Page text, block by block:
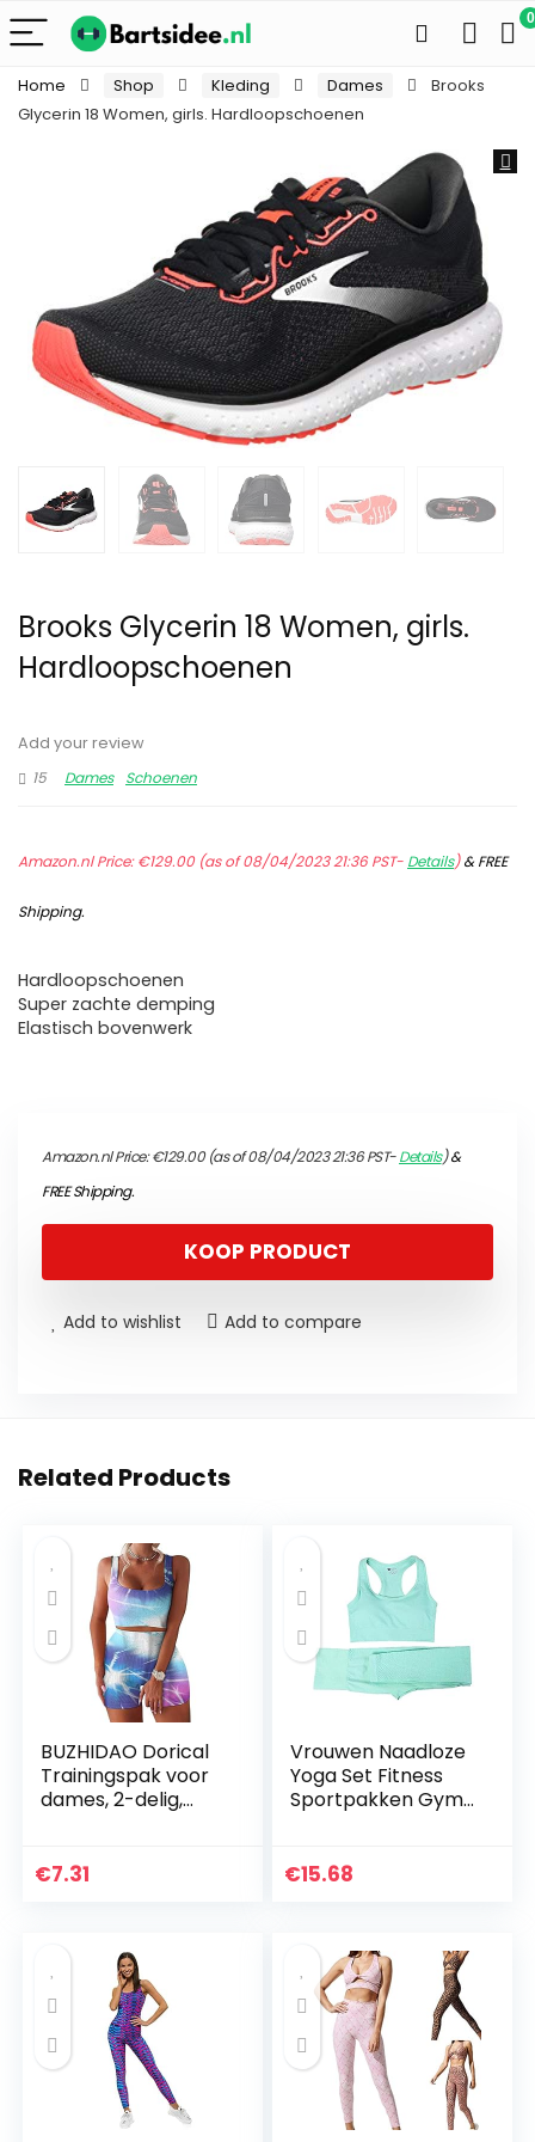
0
Home Shop Kleding Dames
Brooks
Glycerin 18 Women, girls. Hardloopschoenen
Brooks Glycerin 18 Women, girls.
Hardloopschoenen
Add your review
15
Dames Schoenen
Amazon.nl Price:€129.00(as of 08/04/2023 21:36 PST- Details)&FREE
Shipping.
Hardloopschoenen
Super zachte demping
Elastisch bovenwerk
Amazon.nl Price:€129.00(as of 08/04/2023 21:36 PST-Details)&
FREE Shipping.
KOOP PRODUCT
Add to wishlist Add to compare
Related Products
BUZHIDAO Dorical
Trainingspak voor
dames, 2-delig,
top + hoge taille,
€7.31
Vrouwen Naadloze
Yoga Set Fitness
Sportpakken Gym
Shirts Hoge Taille
€15.68